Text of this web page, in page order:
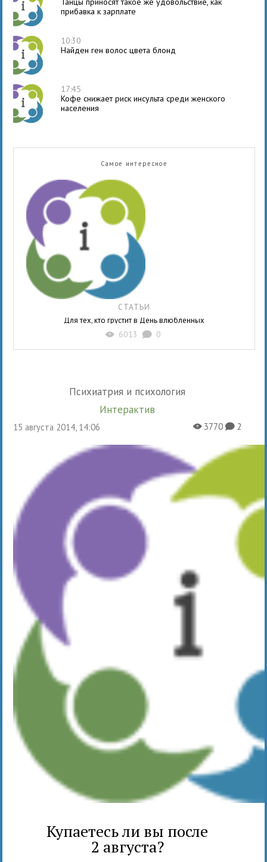
прибавка к зарплате
10:30
Найден ген волос цвета блонд
17:45
Кофе снижает риск инсульта среди женского
населения
Самое интересное
СТАТЬИ
Для тех, кто грустит в День влюбленных
X 6013 K 0
Психиатрия и психология
Интерактив
15 августа 2014, 14:06 X3770K2
Купаетесь ли вы после
2 августа?